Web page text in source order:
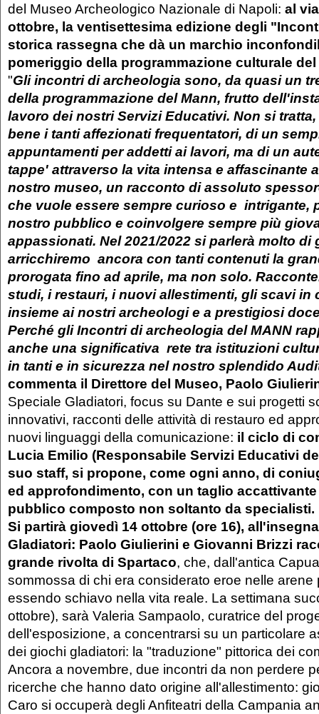
del Museo Archeologico Nazionale di Napoli: al
ottobre, la ventisettesima edizione degli
storica rassegna che dà un marchio
pomeriggio della programmazione culturale del
"Gli incontri di archeologia sono, da quasi un
della programmazione del Mann, frutto
lavoro dei nostri Servizi Educativi. Non si
bene i tanti affezionati frequentatori, di un
appuntamenti per addetti ai lavori, ma di un
tappe' attraverso la vita intensa e affascinante
nostro museo, un racconto di assoluto
che vuole essere sempre curioso e intrigante,
nostro pubblico e coinvolgere sempre più
appassionati. Nel 2021/2022 si parlerà molto di
arricchiremo ancora con tanti contenuti la
prorogata fino ad aprile, ma non solo.
studi, i restauri, i nuovi allestimenti, gli scavi in
insieme ai nostri archeologi e a prestigiosi
Perché gli Incontri di archeologia del MANN
anche una significativa rete tra istituzioni
in tanti e in sicurezza nel nostro splendido
commenta il Direttore del Museo, Paolo
Speciale Gladiatori, focus su Dante e sui progetti
innovativi, racconti delle attività di restauro ed
nuovi linguaggi della comunicazione: il ciclo di
Lucia Emilio (Responsabile Servizi Educativi
suo staff, si propone, come ogni anno, di
ed approfondimento, con un taglio
pubblico composto non soltanto da specialisti.
Si partirà giovedì 14 ottobre (ore 16),
Gladiatori: Paolo Giulierini e Giovanni Brizzi
grande rivolta di Spartaco, che, dall'antica
sommossa di chi era considerato eroe nelle arene
essendo schiavo nella vita reale. La settimana
ottobre), sarà Valeria Sampaolo, curatrice del
dell'esposizione, a concentrarsi su un particolare
dei giochi gladiatori: la "traduzione" pittorica dei
Ancora a novembre, due incontri da non perdere
ricerche che hanno dato origine all'allestimento:
Caro si occuperà degli Anfiteatri della Campania